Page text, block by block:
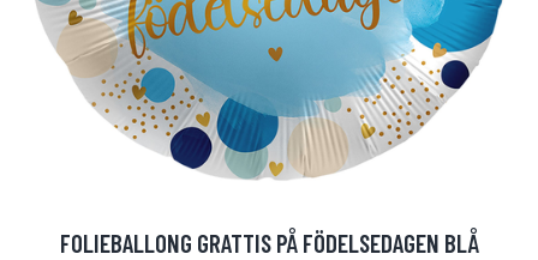
FOLIEBALLONG GRATTIS PÅ FÖDELSEDAGEN BLÅ